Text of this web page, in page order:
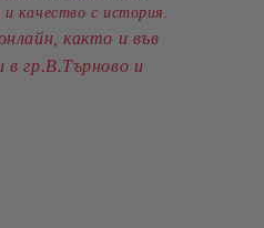
качество с история.
както и във
в гр.В.Търново и